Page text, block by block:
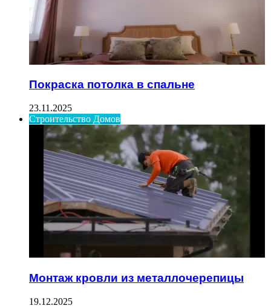
Покраска потолка в спальне
23.11.2025
Строительство Домов
Монтаж кровли из металлочерепицы
19.12.2025